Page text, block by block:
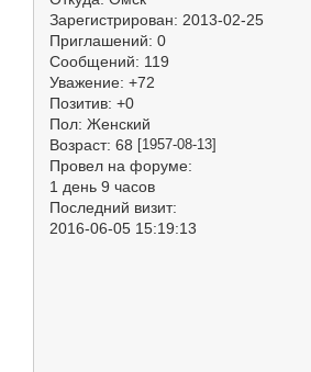
Зарегистрирован: 2013-02-25
Приглашений: 0
Сообщений: 119
Уважение: +72
Позитив: +0
Пол: Женский
Возраст: 68 [1957-08-13]
Провел на форуме:
1 день 9 часов
Последний визит:
2016-06-05 15:19:13